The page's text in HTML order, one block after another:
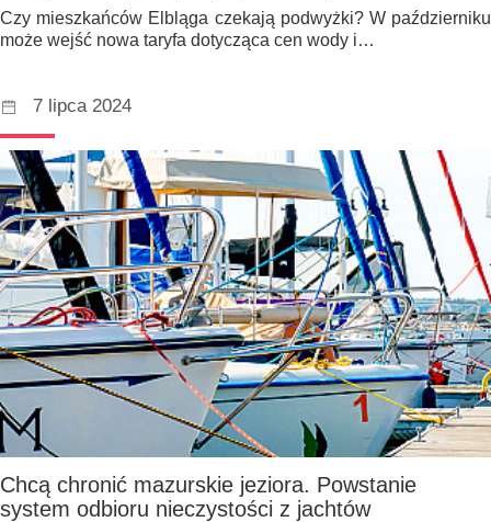
Czy mieszkańców Elbląga czekają podwyżki? W październiku
może wejść nowa taryfa dotycząca cen wody i…
7 lipca 2024
Chcą chronić mazurskie jeziora. Powstanie
system odbioru nieczystości z jachtów